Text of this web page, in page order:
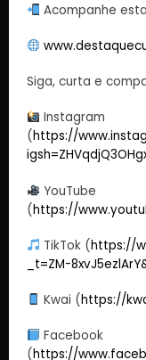
Acompanhe
Siga, curta e
Instagram
(https://
YouTube
(https://
TikTok (https://
_t=ZM-
Kwai (https://
Facebook
(https://